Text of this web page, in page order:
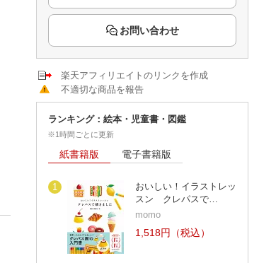
お問い合わせ
楽天アフィリエイトのリンクを作成
不適切な商品を報告
ランキング：絵本・児童書・図鑑
※1時間ごとに更新
紙書籍版 電子書籍版
1
おいしい！イラストレッ
スン クレパスで…
momo
1,518円（税込）